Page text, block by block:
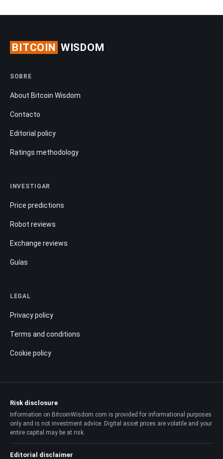
BITCOIN WISDOM
SOBRE
About Bitcoin Wisdom
Contacto
Editorial policy
Ratings methodology
INVESTIGAR
Price predictions
Robot reviews
Exchange reviews
Guías
LEGAL
Privacy policy
Terms and conditions
Cookie policy
Risk disclosure
Information on BitcoinWisdom.com is provided for informational purposes
only and is not investment advice. Digital asset prices are volatile and your
entire capital may be at risk.
Editorial disclaimer